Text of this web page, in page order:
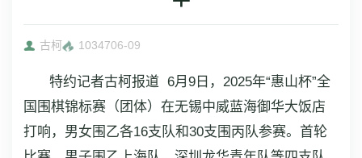
古柯 1034706-09
特约记者古柯报道 6月9日，2025年“惠山杯”全
国围棋锦标赛（团体）在无锡中威蓝海御华大饭店
打响，男女围乙各16支队和30支围丙队参赛。首轮